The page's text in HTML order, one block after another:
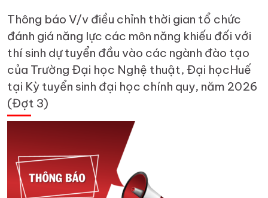
Thông báo V/v điều chỉnh thời gian tổ chức
đánh giá năng lực các môn năng khiếu đối với
thí sinh dự tuyển đầu vào các ngành đào tạo
của Trường Đại học Nghệ thuật, Đại họcHuế
tại Kỳ tuyển sinh đại học chính quy, năm 2026
(Đợt 3)